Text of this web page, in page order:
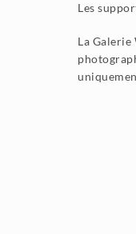
Les
La